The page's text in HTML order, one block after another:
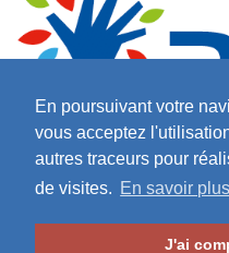
En poursuivant votre
vous acceptez
autres traceurs pour
de visites. En savoir plus
J'ai
Maires de France /